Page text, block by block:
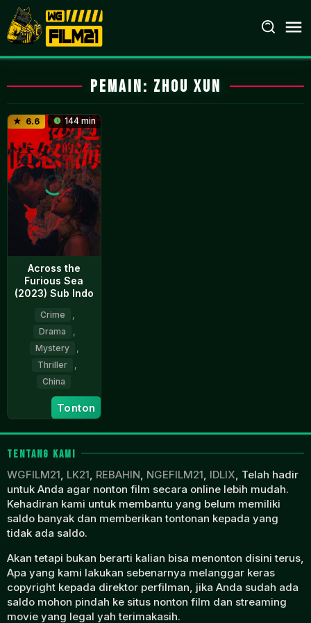
Loncat
ke
konten
Pemain: Zhou Xun
6.6 144 min
Across the
Furious Sea
(2023) Sub Indo
Crime
Drama
Mystery
Thriller
China
25
Nov
2023
Cao
Baoping
Tonton
TENTANG KAMI
WGFILM21, LK21, REBAHIN, NGEFILM21, IDLIX, Telah hadir
untuk Anda agar nonton film secara online lebih mudah.
Kehadiran kami untuk membantu yang belum memiliki
saldo banyak dan memberikan tontonan kepada yang
tidak ada saldo.
Akan tetapi bukan berarti kalian bisa menonton disini terus,
Apa yang kami lakukan sebenarnya melanggar keras
copyright kepada direktor perfilman, jika Anda sudah ada
saldo mohon pindah ke situs nonton film dan streaming
movie yang legal yah terimakasih.